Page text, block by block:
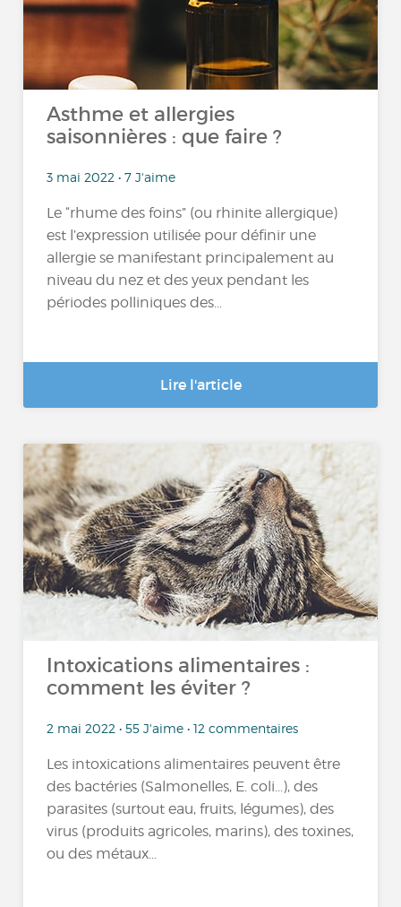
Asthme et allergies
saisonnières : que faire ?
3 mai 2022 • 7 J'aime
Le “rhume des foins” (ou rhinite allergique)
est l’expression utilisée pour définir une
allergie se manifestant principalement au
niveau du nez et des yeux pendant les
périodes polliniques des...
Lire l'article
Intoxications alimentaires :
comment les éviter ?
2 mai 2022 • 55 J'aime • 12 commentaires
Les intoxications alimentaires peuvent être
des bactéries (Salmonelles, E. coli...), des
parasites (surtout eau, fruits, légumes), des
virus (produits agricoles, marins), des toxines,
ou des métaux...